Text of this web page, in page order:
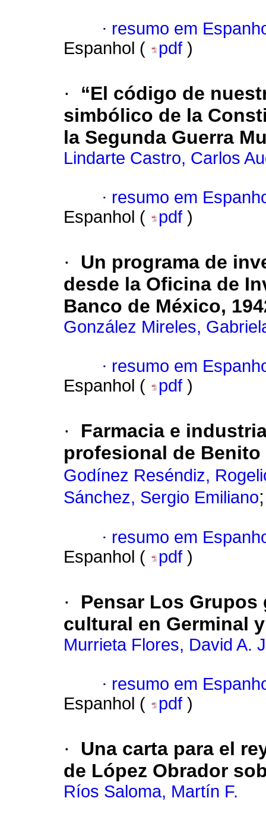
· resumo em
Espanhol (
pdf )
·
“El código de
simbólico de la
la Segunda Guerra
Lindarte Castro, Carlos
· resumo em
Espanhol (
pdf )
·
Un programa de
desde la Oficina de
Banco de México,
González Mireles,
· resumo em
Espanhol (
pdf )
·
Farmacia e
profesional de Benito
Godínez Reséndiz,
Sánchez, Sergio Emiliano
· resumo em
Espanhol (
pdf )
·
Pensar Los
cultural en Germinal
Murrieta Flores, David A.
· resumo em
Espanhol (
pdf )
·
Una carta para el
de López Obrador
Ríos Saloma, Martín F.